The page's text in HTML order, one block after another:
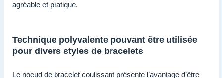
agréable et pratique.
Technique polyvalente pouvant être utilisée
pour divers styles de bracelets
Le noeud de bracelet coulissant présente l’avantage d’être